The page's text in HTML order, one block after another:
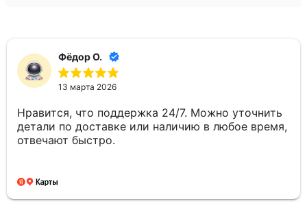
Фёдор О.
13 марта 2026
Нравится, что поддержка 24/7. Можно уточнить
детали по доставке или наличию в любое время,
отвечают быстро.